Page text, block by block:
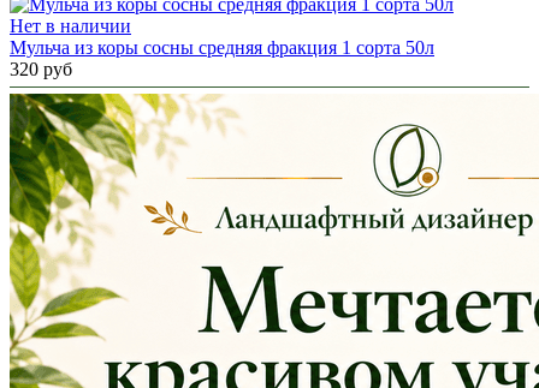
Нет в наличии
Мульча из коры сосны средняя фракция 1 сорта 50л
320 руб